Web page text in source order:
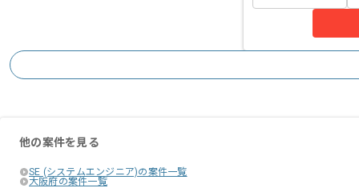
他の案件を見る
SE (システムエンジニア)の案件一覧
大阪府の案件一覧